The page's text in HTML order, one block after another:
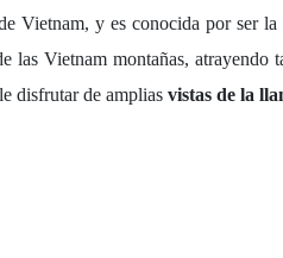
Vietnam, y es conocida por ser la
lasVietnam montañas, atrayendo
disfrutar de amplias vistas de la